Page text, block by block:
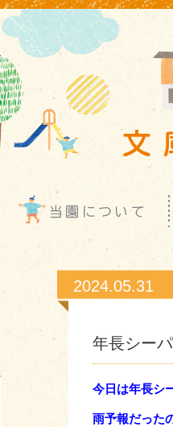
2024.05.31
年長シー
今日は年長シ
雨予報だった